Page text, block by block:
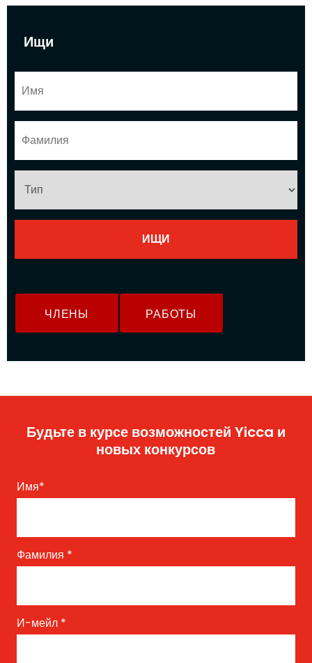
Ищи
ЧЛЕНЫ РАБОТЫ
Будьте в курсе возможностей Yicca и
новых конкурсов
Имя*
Фамилия *
И-мейл *